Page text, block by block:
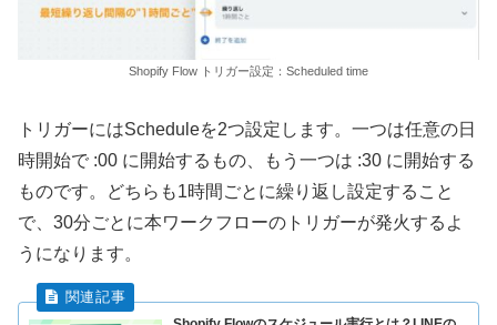
Shopify Flow トリガー設定：Scheduled time
トリガーにはScheduleを2つ設定します。一つは任意の日
時開始で :00 に開始するもの、もう一つは :30 に開始する
ものです。どちらも1時間ごとに繰り返し設定すること
で、30分ごとに本ワークフローのトリガーが発火するよ
うになります。